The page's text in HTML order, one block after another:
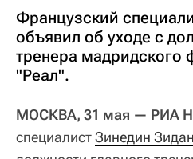
Французский
объявил об уходе с
тренера мадридского
"Реал".
МОСКВА, 31 мая — РИА
специалистЗинедин Зидан